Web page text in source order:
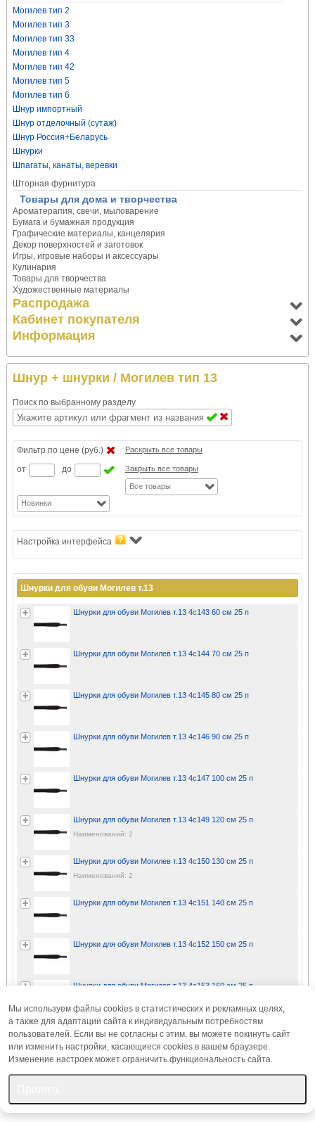
Могилев тип 2
Могилев тип 3
Могилев тип 33
Могилев тип 4
Могилев тип 42
Могилев тип 5
Могилев тип 6
Шнур импортный
Шнур отделочный (сутаж)
Шнур Россия+Беларусь
Шнурки
Шпагаты, канаты, веревки
Шторная фурнитура
Товары для дома и творчества
Ароматерапия, свечи, мыловарение
Бумага и бумажная продукция
Графические материалы, канцелярия
Декор поверхностей и заготовок
Игры, игровые наборы и аксессуары
Кулинария
Товары для творчества
Художественные материалы
Распродажа
Кабинет покупателя
Информация
Шнур + шнурки / Могилев тип 13
Поиск по выбранному разделу
Фильтр по цене (руб.)
от
до
Раскрыть все товары
Закрыть все товары
Все товары
Новинки
Настройка интерфейса
Шнурки для обуви Могилев т.13
Шнурки для обуви Могилев т.13 4с143 60 см 25 п
Шнурки для обуви Могилев т.13 4с144 70 см 25 п
Шнурки для обуви Могилев т.13 4с145 80 см 25 п
Шнурки для обуви Могилев т.13 4с146 90 см 25 п
Шнурки для обуви Могилев т.13 4с147 100 см 25 п
Шнурки для обуви Могилев т.13 4с149 120 см 25 п
Наименований: 2
Шнурки для обуви Могилев т.13 4с150 130 см 25 п
Наименований: 2
Шнурки для обуви Могилев т.13 4с151 140 см 25 п
Шнурки для обуви Могилев т.13 4с152 150 см 25 п
Шнурки для обуви Могилев т.13 4с153 160 см 25 п
Шнурки для обуви Могилев т.13 4с155 180 см 25 п
Мы используем файлы cookies в статистических и рекламных целях,
а также для адаптации сайта к индивидуальным потребностям
пользователей. Если вы не согласны с этим, вы можете покинуть сайт
или изменить настройки, касающиеся cookies в вашем браузере.
Изменение настроек может ограничить функциональность сайта.